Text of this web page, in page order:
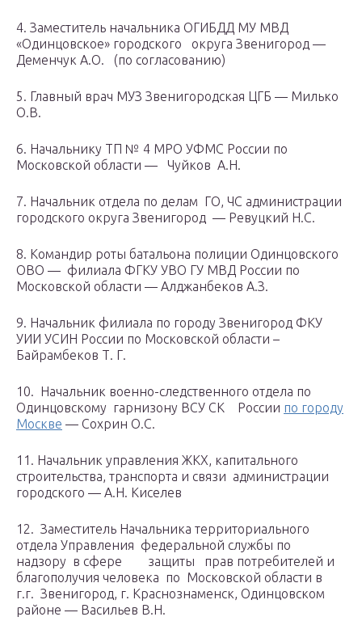
4. Заместитель начальника ОГИБДД МУ МВД
«Одинцовское» городского округа Звенигород —
Деменчук А.О. (по согласованию)
5. Главный врач МУЗ Звенигородская ЦГБ — Милько
О.В.
6. Начальнику ТП № 4 МРО УФМС России по
Московской области — Чуйков А.Н.
7. Начальник отдела по делам ГО, ЧС администрации
городского округа Звенигород — Ревуцкий Н.С.
8. Командир роты батальона полиции Одинцовского
ОВО — филиала ФГКУ УВО ГУ МВД России по
Московской области — Алджанбеков А.З.
9. Начальник филиала по городу Звенигород ФКУ
УИИ УСИН России по Московской области –
Байрамбеков Т. Г.
10. Начальник военно-следственного отдела по
Одинцовскому гарнизону ВСУ СК России по городу
Москве — Сохрин О.С.
11. Начальник управления ЖКХ, капитального
строительства, транспорта и связи администрации
городского — А.Н. Киселев
12. Заместитель Начальника территориального
отдела Управления федеральной службы по
надзору в сфере защиты прав потребителей и
благополучия человека по Московской области в
г.г. Звенигород, г. Краснознаменск, Одинцовском
районе — Васильев В.Н.